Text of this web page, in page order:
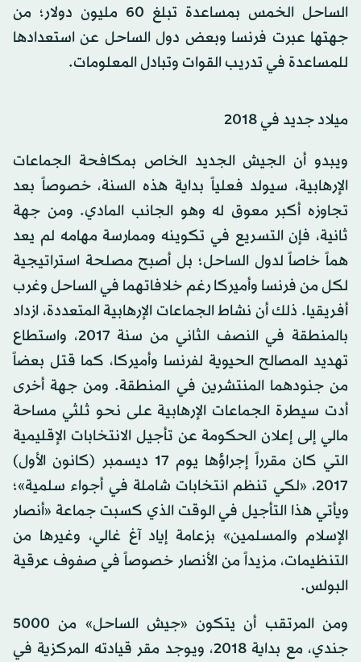
الساحل الخمس بمساعدة تبلغ 60 مليون دولار؛ من
جهتها عبرت فرنسا وبعض دول الساحل عن استعدادها
للمساعدة في تدريب القوات وتبادل المعلومات.
ميلاد جديد في 2018
ويبدو أن الجيش الجديد الخاص بمكافحة الجماعات
الإرهابية، سيولد فعلياً بداية هذه السنة، خصوصاً بعد
تجاوزه أكبر معوق له وهو الجانب المادي. ومن جهة
ثانية، فإن التسريع في تكوينه وممارسة مهامه لم يعد
هماً خاصاً لدول الساحل؛ بل أصبح مصلحة استراتيجية
لكل من فرنسا وأميركا رغم خلافاتهما في الساحل وغرب
أفريقيا. ذلك أن نشاط الجماعات الإرهابية المتعددة، ازداد
بالمنطقة في النصف الثاني من سنة 2017، واستطاع
تهديد المصالح الحيوية لفرنسا وأميركا، كما قتل بعضاً
من جنودهما المنتشرين في المنطقة. ومن جهة أخرى
أدت سيطرة الجماعات الإرهابية على نحو ثلثي مساحة
مالي إلى إعلان الحكومة عن تأجيل الانتخابات الإقليمية
التي كان مقرراً إجراؤها يوم 17 ديسمبر (كانون الأول)
2017، «لكي تنظم انتخابات شاملة في أجواء سلمية»؛
ويأتي هذا التأجيل في الوقت الذي كسبت جماعة «أنصار
الإسلام والمسلمين» بزعامة إياد آغ غالي، وغيرها من
التنظيمات، مزيداً من الأنصار خصوصاً في صفوف عرقية
البولس.
ومن المرتقب أن يتكون «جيش الساحل» من 5000
جندي، مع بداية 2018، ويوجد مقر قيادته المركزية في